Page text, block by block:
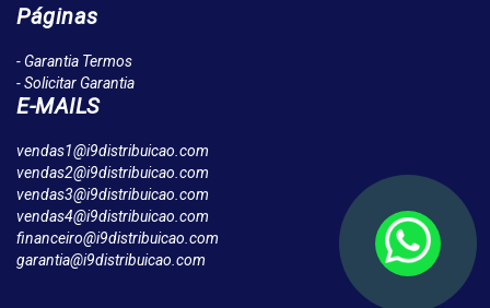
Páginas
- Garantia Termos
- Solicitar Garantia
E-MAILS
vendas1@i9distribuicao.com
vendas2@i9distribuicao.com
vendas3@i9distribuicao.com
vendas4@i9distribuicao.com
financeiro@i9distribuicao.com
garantia@i9distribuicao.com